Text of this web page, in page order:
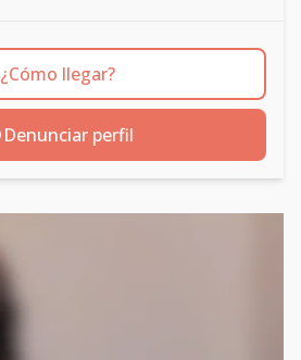
¿Cómo llegar?
Denunciar perfil